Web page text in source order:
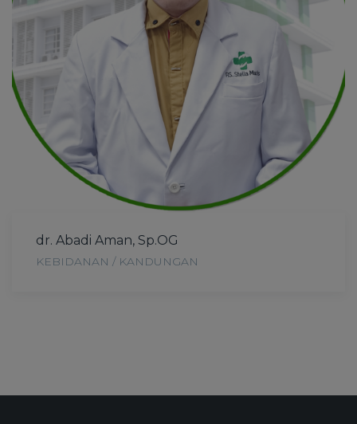
dr. Abadi Aman, Sp.OG
KEBIDANAN / KANDUNGAN